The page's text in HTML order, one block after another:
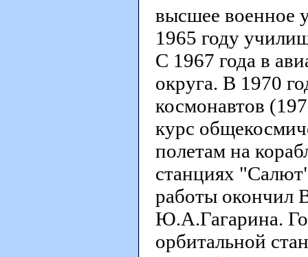
высшее военное
1965 году
С 1967 года в
округа. В 1970
космонавтов
курс
полетам на
станциях
работы окончил
Ю.А.Гагарина.
орбитальной